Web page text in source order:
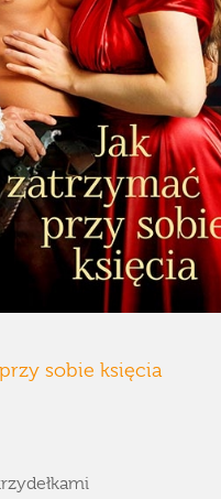
sobie księcia